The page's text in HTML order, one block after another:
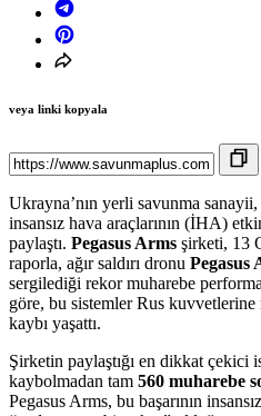
veya linki kopyala
Ukrayna’nın yerli savunma
insansız hava araçlarının (İHA)
paylaştı. Pegasus Arms şirketi, 13
raporla, ağır saldırı dronu Pegasus
sergilediği rekor muharebe
göre, bu sistemler Rus
kaybı yaşattı.
Şirketin paylaştığı en dikkat
kaybolmadan tam 560 muharebe
Pegasus Arms, bu başarının